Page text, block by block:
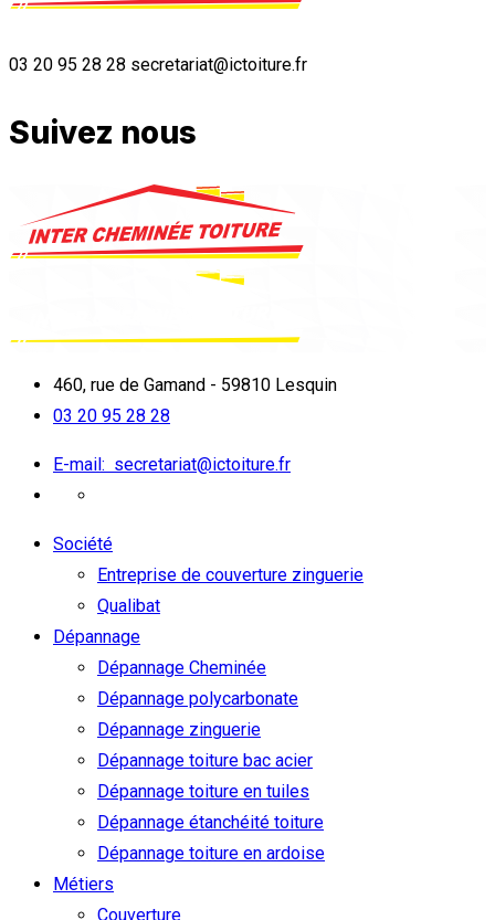
03 20 95 28 28 secretariat@ictoiture.fr
Suivez nous
460, rue de Gamand - 59810 Lesquin
03 20 95 28 28
E-mail: secretariat@ictoiture.fr
Société
Entreprise de couverture zinguerie
Qualibat
Dépannage
Dépannage Cheminée
Dépannage polycarbonate
Dépannage zinguerie
Dépannage toiture bac acier
Dépannage toiture en tuiles
Dépannage étanchéité toiture
Dépannage toiture en ardoise
Métiers
Couverture